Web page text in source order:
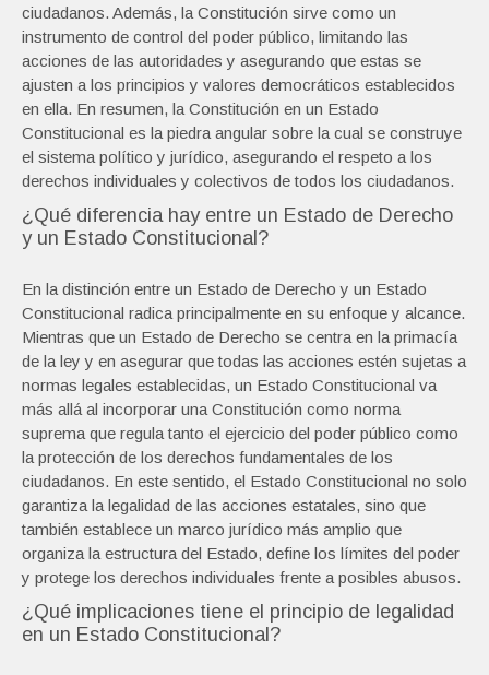
ciudadanos. Además, la Constitución sirve como un
instrumento de control del poder público, limitando las
acciones de las autoridades y asegurando que estas se
ajusten a los principios y valores democráticos establecidos
en ella. En resumen, la Constitución en un Estado
Constitucional es la piedra angular sobre la cual se construye
el sistema político y jurídico, asegurando el respeto a los
derechos individuales y colectivos de todos los ciudadanos.
¿Qué diferencia hay entre un Estado de Derecho
y un Estado Constitucional?
En la distinción entre un Estado de Derecho y un Estado
Constitucional radica principalmente en su enfoque y alcance.
Mientras que un Estado de Derecho se centra en la primacía
de la ley y en asegurar que todas las acciones estén sujetas a
normas legales establecidas, un Estado Constitucional va
más allá al incorporar una Constitución como norma
suprema que regula tanto el ejercicio del poder público como
la protección de los derechos fundamentales de los
ciudadanos. En este sentido, el Estado Constitucional no solo
garantiza la legalidad de las acciones estatales, sino que
también establece un marco jurídico más amplio que
organiza la estructura del Estado, define los límites del poder
y protege los derechos individuales frente a posibles abusos.
¿Qué implicaciones tiene el principio de legalidad
en un Estado Constitucional?